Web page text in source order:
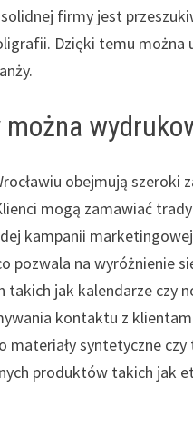
firmy jest
Dzięki temu
obejmują
mogą zamawiać
kampanii
pozwala na wyróżnienie
takich jak kalendarze czy
kontaktu z
materiały syntetyczne
produktów takich jak